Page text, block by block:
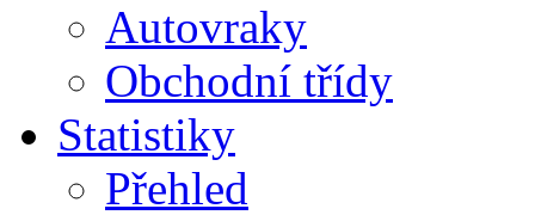
Autovraky
Obchodní třídy
Statistiky
Přehled